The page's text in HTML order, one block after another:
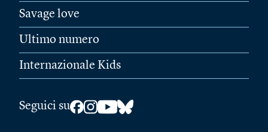
Savage love
Ultimo numero
Internazionale Kids
Seguici su